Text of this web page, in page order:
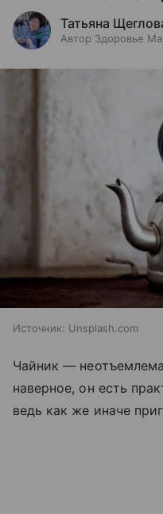
Татьяна
Автор Здоровье
Источник: Unsplash.com
Чайник —
наверное, он есть
ведь как же иначе